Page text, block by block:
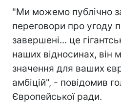
"Ми можемо публічно
переговори про угоду
завершені... це
наших відносинах, він
значення для ваших
амбіцій", - повідомив
Європейської ради.